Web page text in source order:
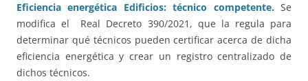
Eficiencia energética Edificios: técnico competente.Se
modifica el Real Decreto 390/2021, que la regula para
determinar qué técnicos pueden certificar acerca de dicha
eficiencia energética y crear un registro centralizado de
dichos técnicos.